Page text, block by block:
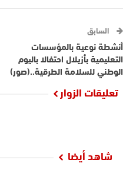
السابق
أنشطة نوعية بالمؤسسات
التعليمية بأزيلال احتفالا باليوم
الوطني للسلامة الطرقية..(صور)
تعليقات الزوار
شاهد أيضا